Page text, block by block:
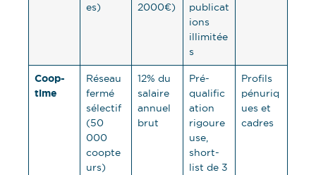
es)
2000€)
publicat
ions
illimitée
s
Coop-
time
Réseau
fermé
sélectif
(50
000
coopte
urs)
12% du
salaire
annuel
brut
Pré-
qualific
ation
rigoure
use,
short-
list de 3
Profils
pénuriq
ues et
cadres